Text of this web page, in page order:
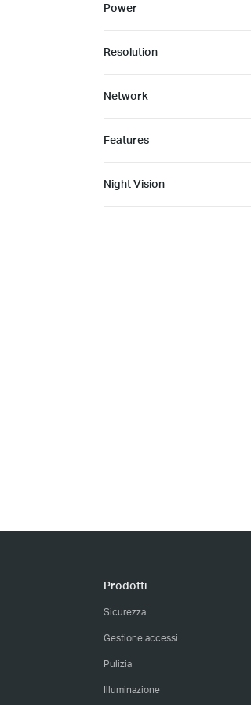
Power
Resolution
Network
Features
Night Vision
Prodotti
Sicurezza
Gestione accessi
Pulizia
Illuminazione